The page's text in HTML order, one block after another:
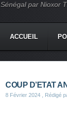
Sénégal par Nioxor
ACCUEIL
COUP D’ETAT
8 Février 2024 , Rédigé